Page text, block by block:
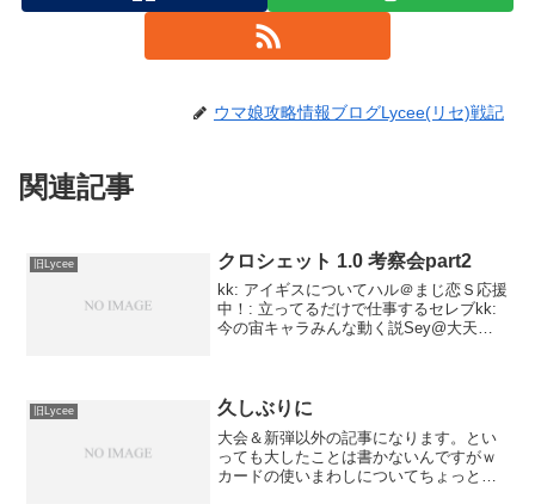
ウマ娘攻略情報ブログLycee(リセ)戦記
関連記事
旧Lycee クロシェット 1.0 考察会part2
kk: アイギスについてハル＠まじ恋Ｓ応援
中！: 立ってるだけで仕事するセレブkk:
今の宙キャラみんな動く説Sey@大天使:
旧Lycee 久しぶりに
大会＆新弾以外の記事になります。とい
っても大したことは書かないんですがｗ
カードの使いまわしについてちょっと思